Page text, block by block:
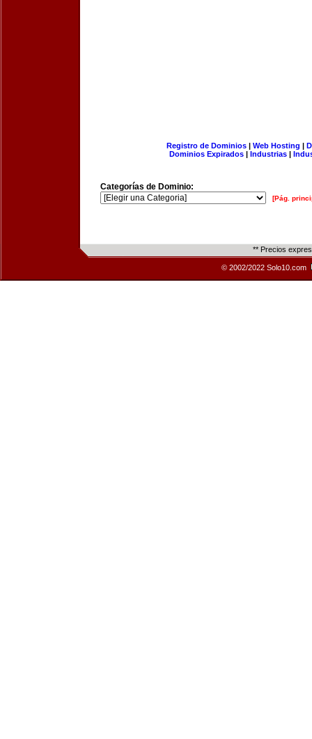
Registro de Dominios| Web Hosting |
Dominios Expirados | Industrias |
Categorías de Dominio:
[Pág.
** Precios
© 2002/2022 Solo10.com